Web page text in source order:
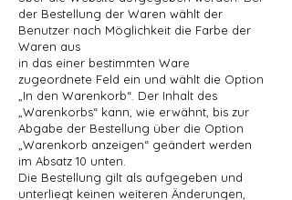
der Bestellung der Waren wählt der
Benutzer nach Möglichkeit die Farbe der
Waren aus
in das einer bestimmten Ware
zugeordnete Feld ein und wählt die Option
„In den Warenkorb“. Der Inhalt des
„Warenkorbs“ kann, wie erwähnt, bis zur
Abgabe der Bestellung über die Option
„Warenkorb anzeigen“ geändert werden
im Absatz 10 unten.
Die Bestellung gilt als aufgegeben und
unterliegt keinen weiteren Änderungen,